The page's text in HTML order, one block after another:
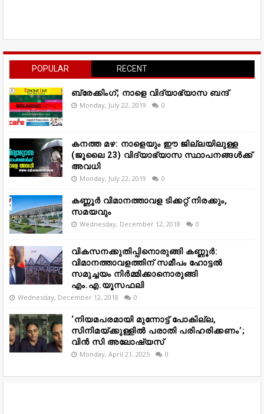
POPULAR RECENT
ബ്രേക്കിംഗ്; നാളെ വിദ്യാഭ്യാസ ബന്ദ്
Monday, July 22, 2019 0
കനത്ത മഴ: നാളെയും ഈ ജില്ലയിലുള്ള
(ജൂലൈ 23) വിദ്യാഭ്യാസ സ്ഥാപനങ്ങൾക്ക്
അവധി
Monday, July 22, 2019 0
കണ്ണൂർ വിമാനത്താവള ടിക്കറ്റ് നിരക്കും,
സമയവും
Wednesday, December 12, 2018 0
വികസനക്കുതിപ്പിനൊരുങ്ങി കണ്ണൂർ:
വിമാനത്താവളത്തിന് സമീപം ഹോട്ടൽ
സമുച്ചയം നിർമ്മിക്കാനൊരുങ്ങി
എം.എ.യൂസഫലി
Wednesday, December 12, 2018 0
‘നിയമപരമായി മുന്നോട്ട് പോകില്ല,
സിനിമയ്ക്കുള്ളിൽ പരാതി പരിഹരിക്കണം’;
വിൻ സി അലോഷ്യസ്
Monday, April 21, 2025 0